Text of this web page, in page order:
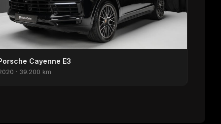
Cayenne E3
· 39.200 km